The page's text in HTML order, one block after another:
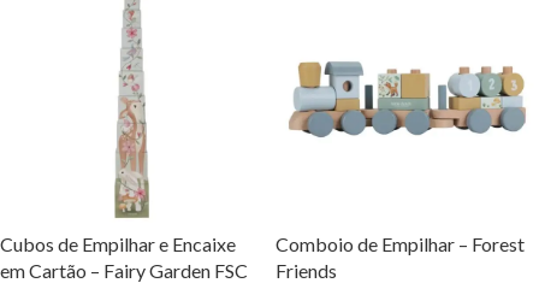
Cubos de Empilhar e Encaixe
em Cartão – Fairy Garden FSC
Comboio de Empilhar – Forest
Friends